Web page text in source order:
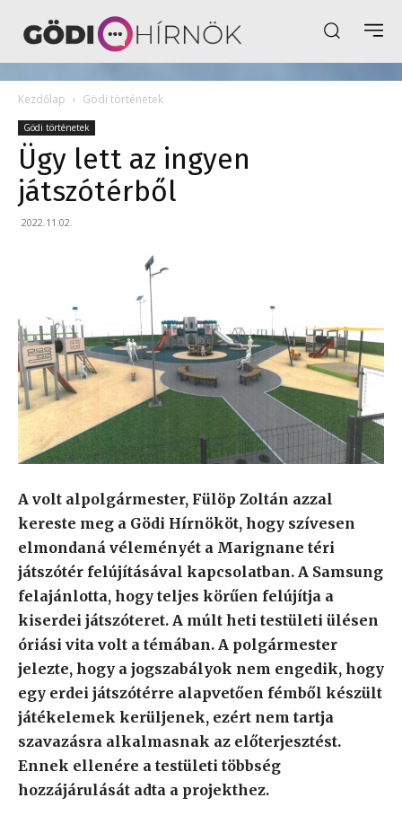
Kezdőlap Gödi történetek
Gödi történetek
Ügy lett az ingyen
játszótérből
2022.11.02.
A volt alpolgármester, Fülöp Zoltán azzal
kereste meg a Gödi Hírnököt, hogy szívesen
elmondaná véleményét a Marignane téri
játszótér felújításával kapcsolatban. A Samsung
felajánlotta, hogy teljes körűen felújítja a
kiserdei játszóteret. A múlt heti testületi ülésen
óriási vita volt a témában. A polgármester
jelezte, hogy a jogszabályok nem engedik, hogy
egy erdei játszótérre alapvetően fémből készült
játékelemek kerüljenek, ezért nem tartja
szavazásra alkalmasnak az előterjesztést.
Ennek ellenére a testületi többség
hozzájárulását adta a projekthez.